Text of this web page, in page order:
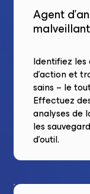
Agent
Identifiez les
d’action et
sains – le
Effectuez
analyses de
les
d’outil.